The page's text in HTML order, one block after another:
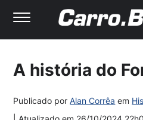
A história do
Publicado porAlan Corrêa em